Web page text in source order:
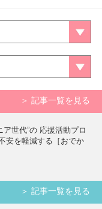
＞ 記事一覧を見る
世代”の 応援活動プロ
安を軽減する［おでか
＞ 記事一覧を見る